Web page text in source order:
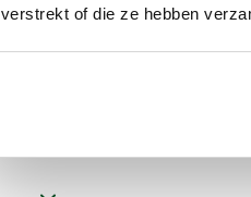
verstrekt of die ze hebben